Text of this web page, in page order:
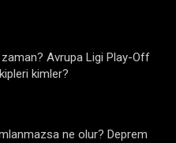
Avrupa Ligi Play-Off
kimler?
ne olur? Deprem